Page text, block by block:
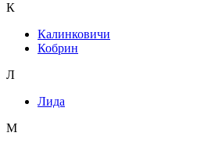
К
Калинковичи
Кобрин
Л
Лида
М